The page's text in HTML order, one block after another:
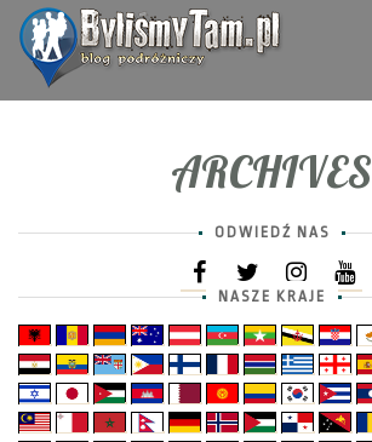
ARCHIVES
ODWIEDŹ NAS
NASZE KRAJE